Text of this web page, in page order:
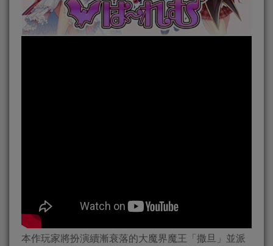
本作玩家將扮演續漸衰落的大魔界魔王「撒旦」並派